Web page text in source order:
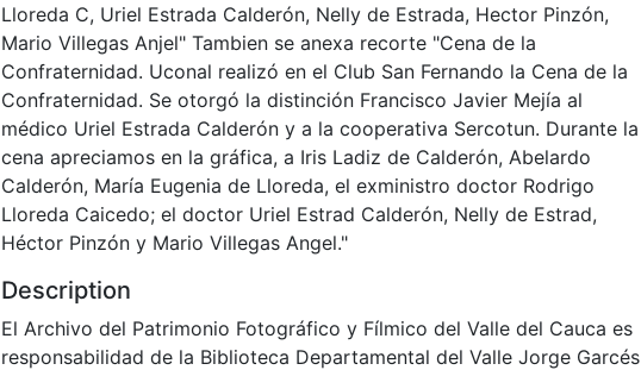
Lloreda C, Uriel Estrada Calderón, Nelly de Estrada, Hector Pinzón,
Mario Villegas Anjel" Tambien se anexa recorte "Cena de la
Confraternidad. Uconal realizó en el Club San Fernando la Cena de la
Confraternidad. Se otorgó la distinción Francisco Javier Mejía al
médico Uriel Estrada Calderón y a la cooperativa Sercotun. Durante la
cena apreciamos en la gráfica, a Iris Ladiz de Calderón, Abelardo
Calderón, María Eugenia de Lloreda, el exministro doctor Rodrigo
Lloreda Caicedo; el doctor Uriel Estrad Calderón, Nelly de Estrad,
Héctor Pinzón y Mario Villegas Angel."
Description
El Archivo del Patrimonio Fotográfico y Fílmico del Valle del Cauca es
responsabilidad de la Biblioteca Departamental del Valle Jorge Garcés